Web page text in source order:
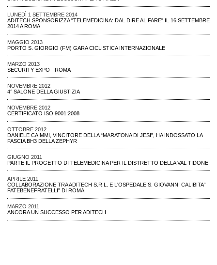
LUNEDÌ 1 SETTEMBRE 2014
ADITECH SPONSORIZZA "TELEMEDICINA: DAL DIRE AL FARE" IL 16 SETTEMBRE
2014 A ROMA
MAGGIO 2013
PORTO S. GIORGIO (FM) GARA CICLISTICA INTERNAZIONALE
MARZO 2013
SECURITY EXPO - ROMA
NOVEMBRE 2012
4° SALONE DELLA GIUSTIZIA
NOVEMBRE 2012
CERTIFICATO ISO 9001:2008
OTTOBRE 2012
DANIELE CAIMMI, VINCITORE DELLA “MARATONA DI JESI”, HA INDOSSATO LA
FASCIA BH3 DELLA ZEPHYR
GIUGNO 2011
PARTE IL PROGETTO DI TELEMEDICINA PER IL DISTRETTO DELLA VAL TIDONE
APRILE 2011
COLLABORAZIONE TRA ADITECH S.R.L. E L'OSPEDALE S. GIOVANNI CALIBITA“
FATEBENEFRATELLI” DI ROMA
MARZO 2011
ANCORA UN SUCCESSO PER ADITECH